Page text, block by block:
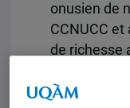
onusien de
CCNUCC
de richesse